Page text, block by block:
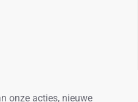
onze acties, nieuwe